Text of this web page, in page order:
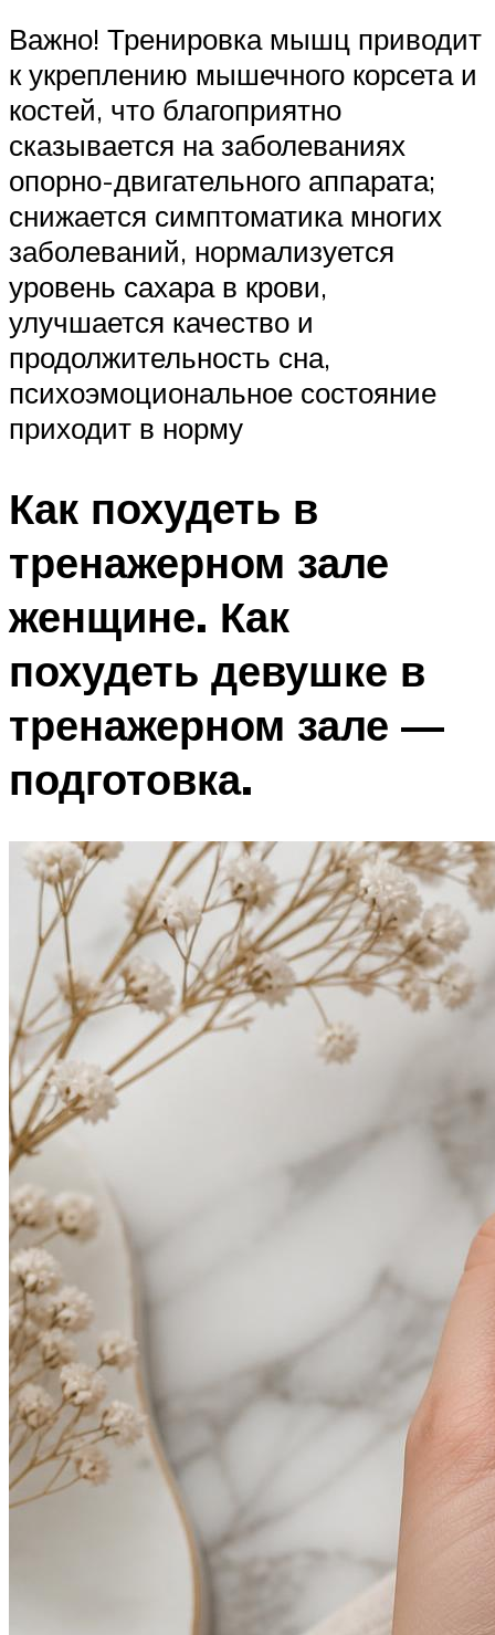
Важно! Тренировка мышц приводит
к укреплению мышечного корсета и
костей, что благоприятно
сказывается на заболеваниях
опорно-двигательного аппарата;
снижается симптоматика многих
заболеваний, нормализуется
уровень сахара в крови,
улучшается качество и
продолжительность сна,
психоэмоциональное состояние
приходит в норму
Как похудеть в
тренажерном зале
женщине. Как
похудеть девушке в
тренажерном зале —
подготовка.